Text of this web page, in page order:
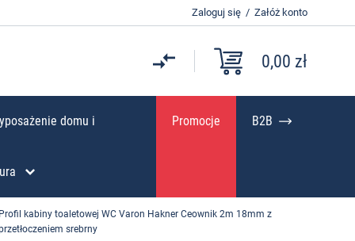
Zaloguj się / Załóż konto
0,00 zł
domu i Promocje B2B
Profil kabiny toaletowej WC Varon Hakner Ceownik 2m 18mm z
srebrny